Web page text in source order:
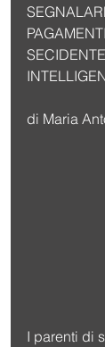
di Maria
I parenti di